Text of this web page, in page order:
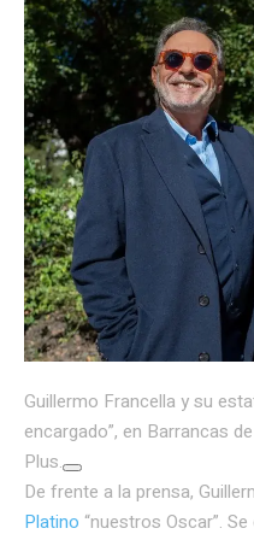
Guillermo Francella y su
encargado”, en Barrancas
Plus.
De frente a la prensa,
Platino “nuestros Oscar”.